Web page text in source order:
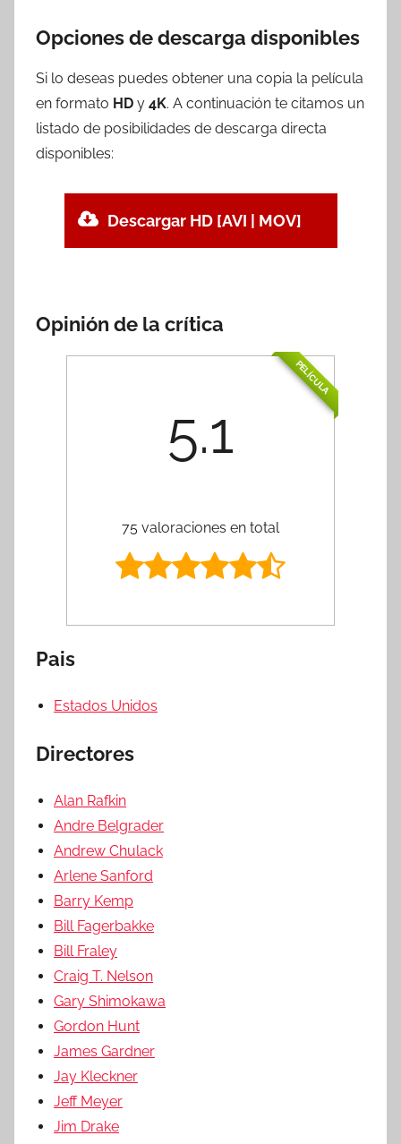
Opciones de descarga disponibles
Si lo deseas puedes obtener una copia la película
en formato HD y 4K. A continuación te citamos un
listado de posibilidades de descarga directa
disponibles:
Descargar HD [AVI | MOV]
Opinión de la crítica
PELÍCULA
5.1
75 valoraciones en total
Pais
Estados Unidos
Directores
Alan Rafkin
Andre Belgrader
Andrew Chulack
Arlene Sanford
Barry Kemp
Bill Fagerbakke
Bill Fraley
Craig T. Nelson
Gary Shimokawa
Gordon Hunt
James Gardner
Jay Kleckner
Jeff Meyer
Jim Drake